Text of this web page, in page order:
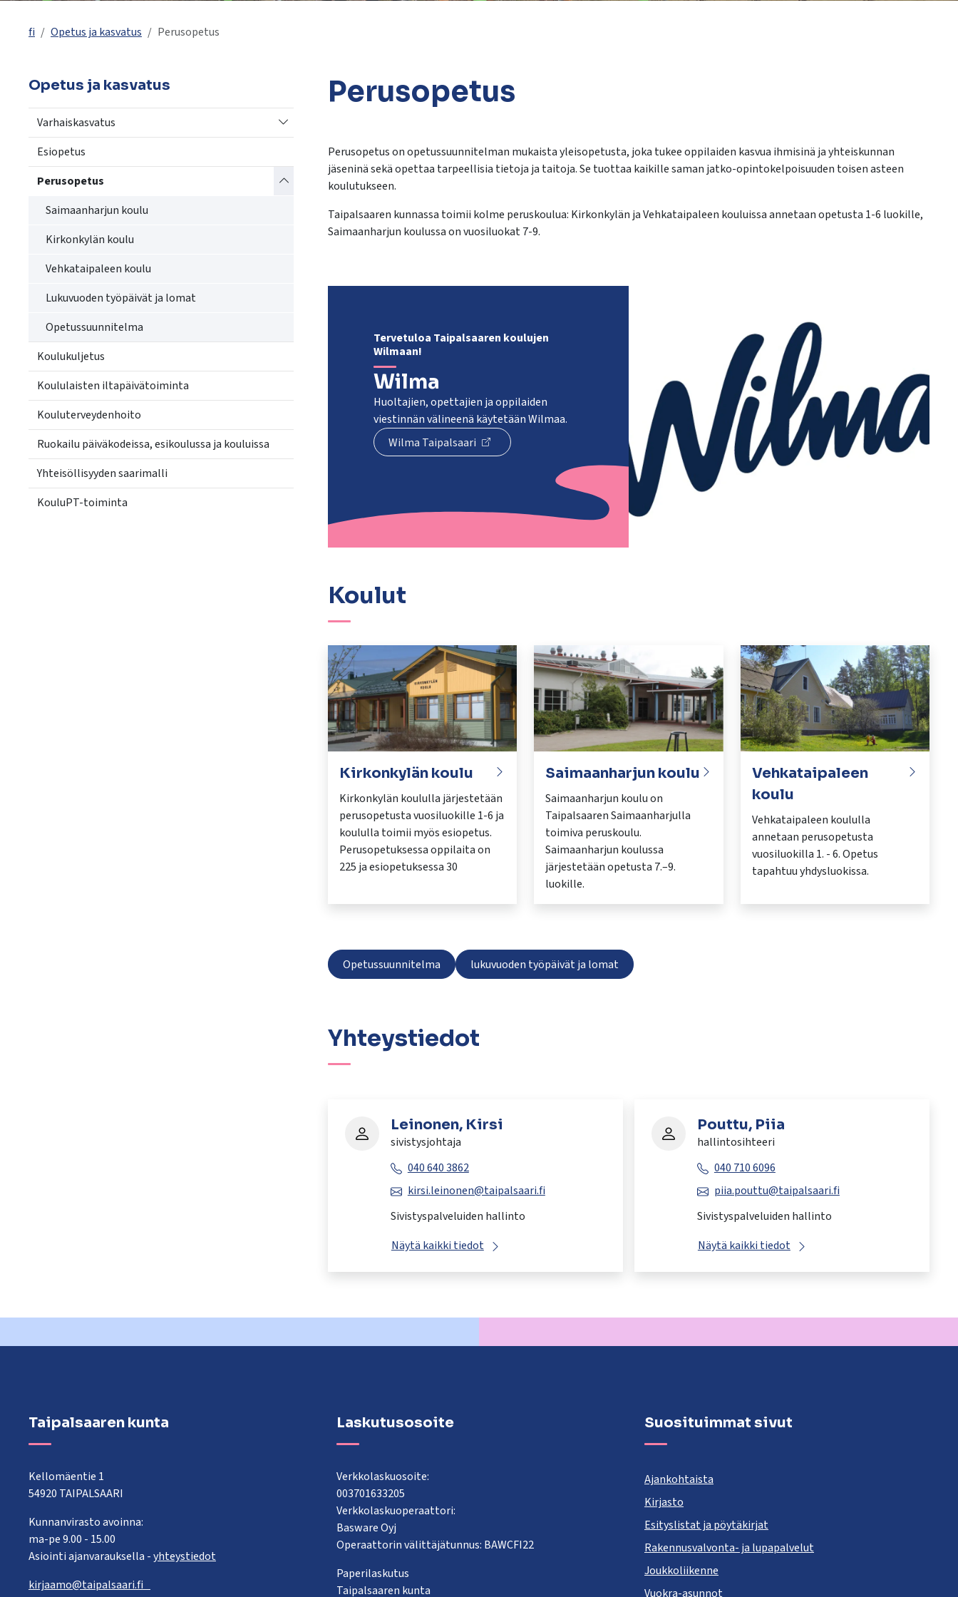
ja
fi Opetus ja kasvatus Perusopetus
Opetus ja kasvatus
Varhaiskasvatus
Vaihda alasvetovalikkoa
Esiopetus
Perusopetus
Vaihda alasvetovalikkoa
Saimaanharjun koulu
Kirkonkylän koulu
Vehkataipaleen koulu
Lukuvuoden työpäivät ja lomat
Opetussuunnitelma
Koulukuljetus
Koululaisten iltapäivätoiminta
Kouluterveydenhoito
Ruokailu päiväkodeissa, esikoulussa ja kouluissa
Yhteisöllisyyden saarimalli
KouluPT-toiminta
Perusopetus
Perusopetus on opetussuunnitelman mukaista yleisopetusta, joka tukee oppilaiden kasvua ihmisinä ja yhteiskunnan
jäseninä sekä opettaa tarpeellisia tietoja ja taitoja. Se tuottaa kaikille saman jatko-opintokelpoisuuden toisen asteen
koulutukseen.
Taipalsaaren kunnassa toimii kolme peruskoulua: Kirkonkylän ja Vehkataipaleen kouluissa annetaan opetusta 1-6 luokille,
Saimaanharjun koulussa on vuosiluokat 7-9.
Tervetuloa Taipalsaaren koulujen
Wilmaan!
Wilma
Huoltajien, opettajien ja oppilaiden
viestinnän välineenä käytetään Wilmaa.
Wilma Taipalsaari
Koulut
Kirkonkylän koulu
Kirkonkylän koululla järjestetään
perusopetusta vuosiluokille 1-6 ja
koululla toimii myös esiopetus.
Perusopetuksessa oppilaita on
225 ja esiopetuksessa 30
Saimaanharjun koulu
Saimaanharjun koulu on
Taipalsaaren Saimaanharjulla
toimiva peruskoulu.
Saimaanharjun koulussa
järjestetään opetusta 7.–9.
luokille.
Vehkataipaleen
koulu
Vehkataipaleen koululla
annetaan perusopetusta
vuosiluokilla 1. - 6. Opetus
tapahtuu yhdysluokissa.
Opetussuunnitelma lukuvuoden työpäivät ja lomat
Yhteystiedot
Leinonen, Kirsi
sivistysjohtaja
040 640 3862
kirsi.leinonen@taipalsaari.fi
Sivistyspalveluiden hallinto
Näytä kaikki tiedot
Pouttu, Piia
hallintosihteeri
040 710 6096
piia.pouttu@taipalsaari.fi
Sivistyspalveluiden hallinto
Näytä kaikki tiedot
Taipalsaaren kunta
Kellomäentie 1
54920 TAIPALSAARI
Kunnanvirasto avoinna:
ma-pe 9.00 - 15.00
Asiointi ajanvarauksella -yhteystiedot
kirjaamo@taipalsaari.fi
Laskutusosoite
Verkkolaskuosoite:
003701633205
Verkkolaskuoperaattori:
Basware Oyj
Operaattorin välittäjätunnus: BAWCFI22
Paperilaskutus
Taipalsaaren kunta
Suosituimmat sivut
Ajankohtaista
Kirjasto
Esityslistat ja pöytäkirjat
Rakennusvalvonta- ja lupapalvelut
Joukkoliikenne
Vuokra-asunnot